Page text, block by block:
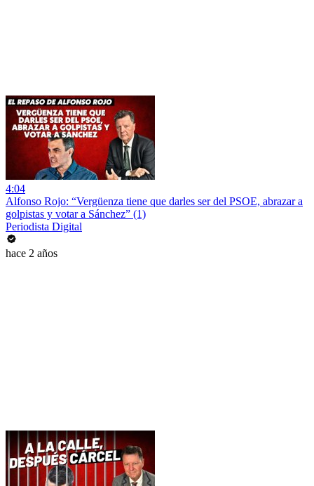
4:04
Alfonso Rojo: “Vergüenza tiene que darles ser del PSOE, abrazar a
golpistas y votar a Sánchez” (1)
Periodista Digital
hace 2 años